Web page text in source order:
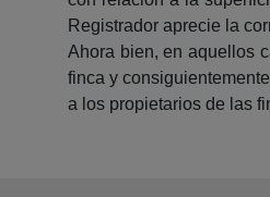
Registrador aprecie la
Ahora bien, en aquellos
finca y
a los propietarios de las